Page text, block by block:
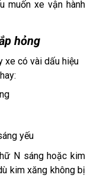
muốn xe vận hành
hỏng
xe có vài dấu hiệu
yếu
N sáng hoặc kim
kim xăng không bị